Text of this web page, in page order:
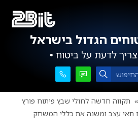
הגדול בישראל
לדעת על ביטוח •
» תקווה חדשה לחולי שבץ פיתוח פורץ
תאי עצב ומשנה את כללי המשחק